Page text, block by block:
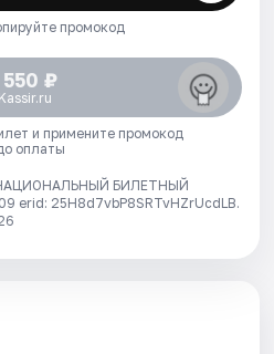
промокод
₽
и примените промокод
оплаты
БИЛЕТНЫЙ
erid: 25H8d7vbP8SRTvHZrUcdLB.